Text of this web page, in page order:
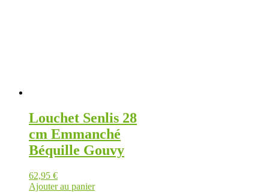
Louchet Senlis 28
cm Emmanché
Béquille Gouvy
62,95 €
Ajouter au panier